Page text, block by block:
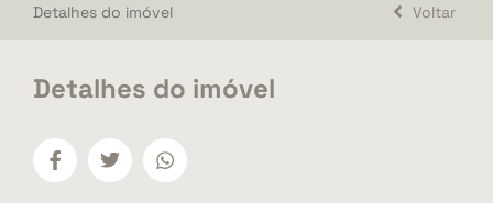
LOCAÇÃO
A ARAHOME
Detalhes do imóvel Voltar
Detalhes do imóvel